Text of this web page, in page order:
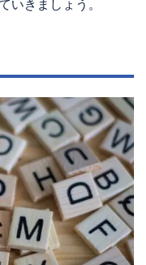
いきましょう。